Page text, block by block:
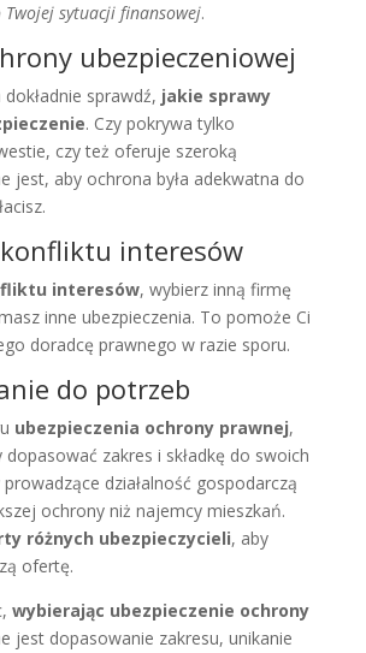
sytuacji finansowej.
ubezpieczeniowej
sprawdź, jakie sprawy
. Czy pokrywa tylko
czy też oferuje szeroką
jest, aby ochrona była adekwatna do
interesów
interesów, wybierz inną firmę
inne ubezpieczenia. To pomoże Ci
doradcę prawnego w razie sporu.
do potrzeb
ubezpieczenia ochrony prawnej,
zakres i składkę do swoich
działalność gospodarczą
ochrony niż najemcy mieszkań.
różnych ubezpieczycieli, aby
ofertę.
wybierając ubezpieczenie ochrony
jest dopasowanie zakresu, unikanie